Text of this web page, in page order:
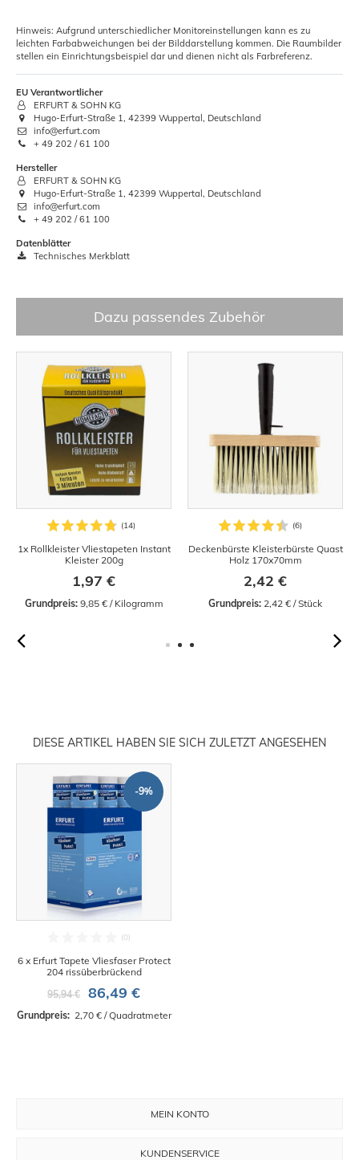
Hinweis: Aufgrund unterschiedlicher Monitoreinstellungen kann es zu
leichten Farbabweichungen bei der Bilddarstellung kommen. Die Raumbilder
stellen ein Einrichtungsbeispiel dar und dienen nicht als Farbreferenz.
EU Verantwortlicher
ERFURT & SOHN KG
Hugo-Erfurt-Straße 1, 42399 Wuppertal, Deutschland
info@erfurt.com
+ 49 202 / 61 100
Hersteller
ERFURT & SOHN KG
Hugo-Erfurt-Straße 1, 42399 Wuppertal, Deutschland
info@erfurt.com
+ 49 202 / 61 100
Datenblätter
Technisches Merkblatt
Dazu passendes Zubehör
1x Rollkleister Vliestapeten Instant
Kleister 200g
1,97 €
Grundpreis: 9,85 € / Kilogramm
Deckenbürste Kleisterbürste Quast
Holz 170x70mm
2,42 €
Grundpreis: 2,42 € / Stück
DIESE ARTIKEL HABEN SIE SICH ZULETZT ANGESEHEN
-9%
6 x Erfurt Tapete Vliesfaser Protect
204 rissüberbrückend
95,94 €
86,49 €
Grundpreis: 2,70 € / Quadratmeter
MEIN KONTO
KUNDENSERVICE